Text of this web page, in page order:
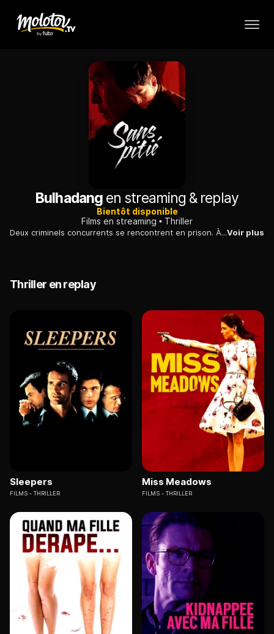
Bulhadangen streaming & replay
Bientôt disponible
Films en streaming
Thriller
Deux criminels concurrents se rencontrent en prison. À peine sortis, ils reprennent leurs activités, mais la méfiance reste de mise entre les deux hommes...Voir plus
Thriller en replay
Sleepers
FILMS THRILLER
Miss Meadows
FILMS THRILLER